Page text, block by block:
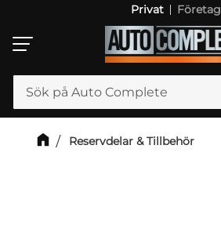
Meny
Privat Företag
Reservdelar & Tillbehör